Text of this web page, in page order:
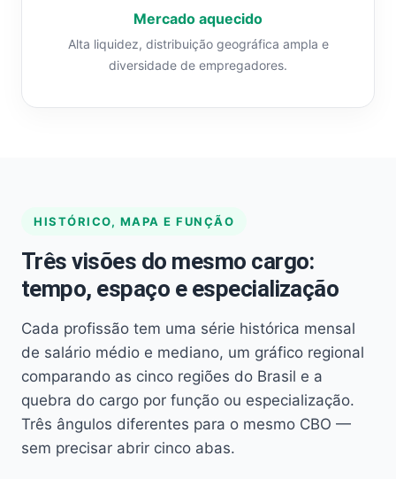
Mercado aquecido
Alta liquidez, distribuição geográfica ampla e
diversidade de empregadores.
HISTÓRICO, MAPA E FUNÇÃO
Três visões do mesmo cargo:
tempo, espaço e especialização
Cada profissão tem uma série histórica mensal
de salário médio e mediano, um gráfico regional
comparando as cinco regiões do Brasil e a
quebra do cargo por função ou especialização.
Três ângulos diferentes para o mesmo CBO —
sem precisar abrir cinco abas.